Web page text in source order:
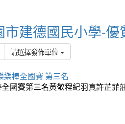
建德國民小學-優
請選擇發佈單位
樂棒全國賽 第三名
國賽第三名黃敬程紀羽真許芷